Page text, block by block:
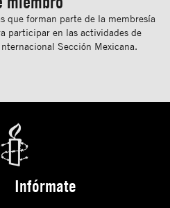
que forman parte de la membresía
participar en las actividades de
Sección Mexicana.
Infórmate